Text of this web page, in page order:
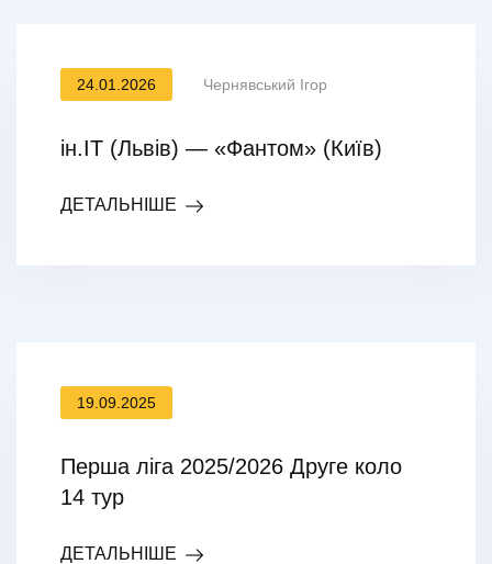
24.01.2026 Чернявський Ігор
ін.ІТ (Львів) — «Фантом» (Київ)
ДЕТАЛЬНІШЕ
19.09.2025
Перша ліга 2025/2026 Друге коло
14 тур
ДЕТАЛЬНІШЕ